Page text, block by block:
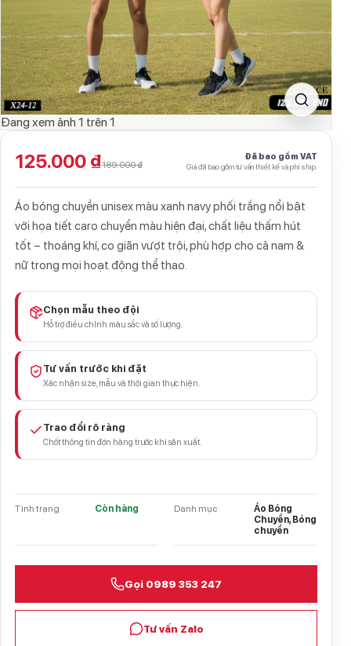
Đang xem ảnh 1 trên 1
125.000 ₫189.000 ₫
Đã bao gồm VAT
Giá đã bao gồm tư vấn thiết kế và phí ship.
Áo bóng chuyền unisex màu xanh navy phối trắng nổi bật
với họa tiết caro chuyển màu hiện đại, chất liệu thấm hút
tốt – thoáng khí, co giãn vượt trội, phù hợp cho cả nam &
nữ trong mọi hoạt động thể thao.
Chọn mẫu theo đội
Hỗ trợ điều chỉnh màu sắc và số lượng.
Tư vấn trước khi đặt
Xác nhận size, mẫu và thời gian thực hiện.
Trao đổi rõ ràng
Chốt thông tin đơn hàng trước khi sản xuất.
Tình trạng Còn hàng Danh mục
Áo Bóng
Chuyền, Bóng
chuyền
Gọi 0989 353 247
Tư vấn Zalo